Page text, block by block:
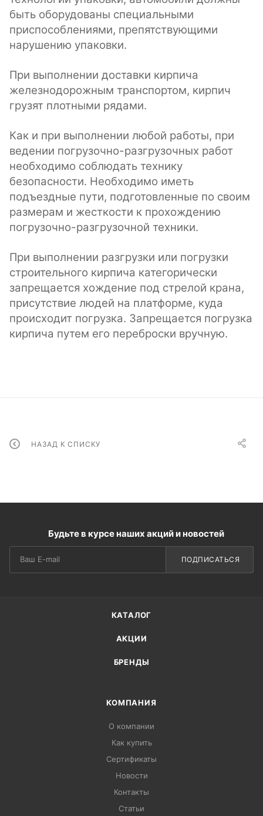
быть оборудованы специальными
приспособлениями, препятствующими
нарушению упаковки.
При выполнении доставки кирпича
железнодорожным транспортом, кирпич
грузят плотными рядами.
Как и при выполнении любой работы, при
ведении погрузочно-разгрузочных работ
необходимо соблюдать технику
безопасности. Необходимо иметь
подъездные пути, подготовленные по своим
размерам и жесткости к прохождению
погрузочно-разгрузочной техники.
При выполнении разгрузки или погрузки
строительного кирпича категорически
запрещается хождение под стрелой крана,
присутствие людей на платформе, куда
происходит погрузка. Запрещается погрузка
кирпича путем его переброски вручную.
НАЗАД К СПИСКУ
Будьте в курсе наших акций и новостей
ПОДПИСАТЬСЯ
КАТАЛОГ
АКЦИИ
БРЕНДЫ
КОМПАНИЯ
О компании
Как купить
Сертификаты
Новости
Контакты
Статьи